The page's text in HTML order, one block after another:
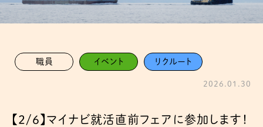
職員 イベント リクルート
2026.01.30
【2/6】マイナビ就活直前フェアに参加します！